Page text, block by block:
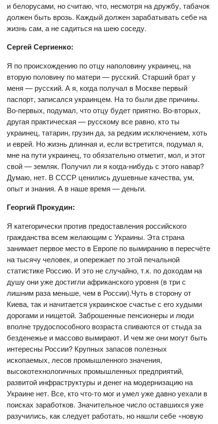
и белорусами, но считаю, что, несмотря на дружбу, табачок
должен быть врозь. Каждый должен зарабатывать себе на
жизнь сам, а не садиться на шею соседу.
Сергей Сергиенко:
Я по происхождению по отцу наполовину украинец, на
вторую половину по матери — русский. Старший брат у
меня — русский. А я, когда получал в Москве первый
паспорт, записался украинцем. На то были две причины.
Во-первых, подумал, что отцу будет приятно. Во-вторых,
другая практическая — русскому все равно, кто ты
украинец, татарин, грузин да, за редким исключением, хоть
и еврей. Но жизнь длинная и, если встретится, подумал я,
мне на пути украинец, то обязательно отметит, мол, и этот
свой — земляк. Получил ли я когда-нибудь с этого навар?
Думаю, нет. В СССР ценились душевные качества, ум,
опыт и знания. А в наше время — деньги.
Георгий Прокудин:
Я категорически против предоставления российского
гражданства всем желающим с Украины. Эта страна
занимает первое место в Европе по вымиранию в пересчёте
на тысячу человек, и опережает по этой печальной
статистике Россию. И это не случайно, т.к. по доходам на
душу они уже достигли африканского уровня (в три с
лишним раза меньше, чем в России).Чуть в сторону от
Киева, так и начитается украинское счастье с его худыми
дорогами и нищетой. Заброшенные пенсионеры и люди
вполне трудоспособного возраста спиваются от стыда за
безденежье и массово вымирают. И чем же они могут быть
интересны России? Крупных запасов полезных
ископаемых, лесов промышленного значения,
высокотехнологичных промышленных предприятий,
развитой инфраструктуры и денег на модернизацию на
Украине нет. Все, кто что-то мог и умел уже давно уехали в
поисках заработков. Значительное число оставшихся уже
разучились, как следует работать, но нашли себе «новую